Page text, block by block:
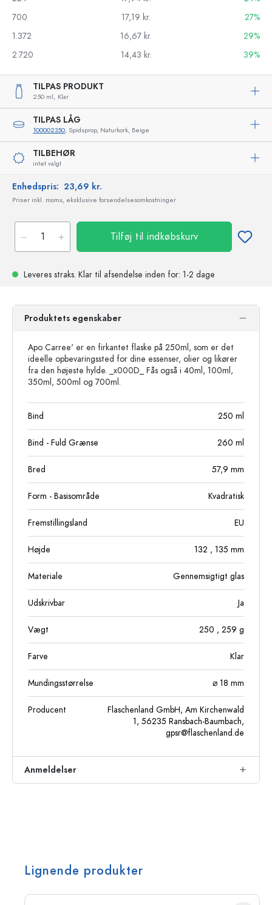
700
17,19 kr.
27%
1.372
16,67 kr.
29%
2.720
14,43 kr. 39%
TILPAS PRODUKT
250 ml, Klar
TILPAS LÅG
100002350, Spidsprop, Naturkork, Beige
TILBEHØR
intet valgt
Enhedspris: 23,69 kr.
Priser inkl. moms, eksklusive forsendelsesomkostninger
Tilføj til indkøbskurv
Leveres straks. Klar til afsendelse inden for: 1-2 dage
Produktets egenskaber
Apo Carree' er en firkantet flaske på 250ml, som er det
ideelle opbevaringssted for dine essenser, olier og likører
fra den højeste hylde. _x000D_ Fås også i 40ml, 100ml,
350ml, 500ml og 700ml.
Bind 250 ml
Bind - Fuld Grænse 260 ml
Bred 57,9 mm
Form - Basisområde Kvadratisk
Fremstillingsland EU
Højde 132 , 135 mm
Materiale Gennemsigtigt glas
Udskrivbar Ja
Vægt 250 , 259 g
Farve Klar
Mundingsstørrelse ⌀ 18 mm
Producent
Flaschenland GmbH, Am Kirchenwald
1, 56235 Ransbach-Baumbach,
gpsr@flaschenland.de
Anmeldelser
Lignende produkter